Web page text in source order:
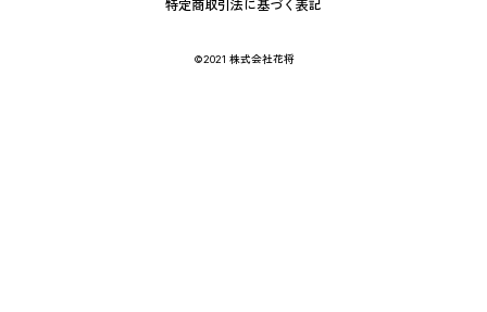
特定商取引法に基づく表記
©2021 株式会社花将